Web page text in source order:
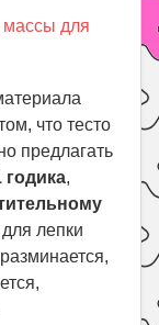
массы для
что тесто
предлагать
,
лепки